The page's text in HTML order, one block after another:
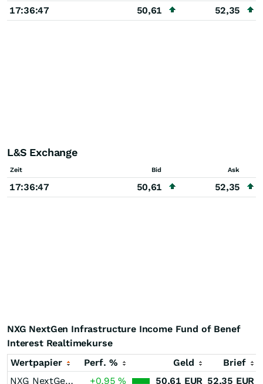
17:36:47 50,61 52,35
L&S Exchange
Zeit Bid Ask
17:36:47 50,61 52,35
NXG NextGen Infrastructure Income Fund of Benef
Interest Realtimekurse
Wertpapier
Perf. % Geld
Brief
NXG NextGen Infrastructure Income Fund of Benef Interest
+0,95% 50,61 EUR 52,35 EUR